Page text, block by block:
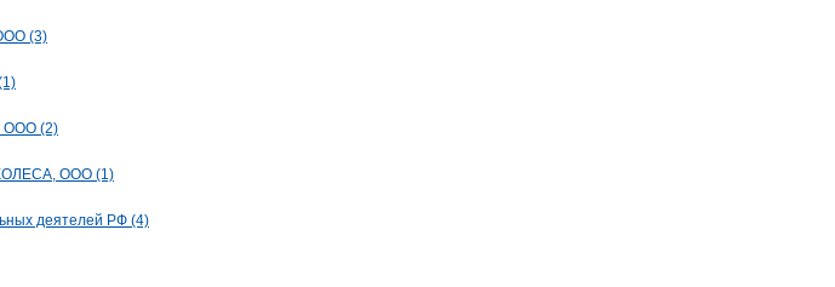
(3)
ООО (2)
ООО (1)
деятелей РФ (4)